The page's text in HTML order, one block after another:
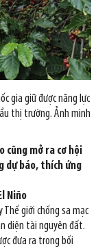
gia giữ được năng lực
thị trường. Ảnh minh
cũng mở ra cơ hội
dự báo, thích ứng
Niño
Thế giới chống sa mạc
diện tài nguyên đất.
đưa ra trong bối